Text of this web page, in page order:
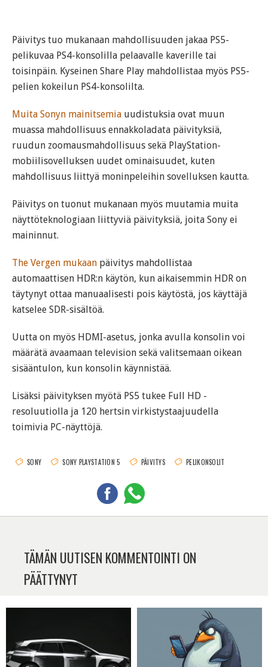
Päivitys tuo mukanaan mahdollisuuden jakaa PS5-
pelikuvaa PS4-konsolilla pelaavalle kaverille tai
toisinpäin. Kyseinen Share Play mahdollistaa myös PS5-
pelien kokeilun PS4-konsolilta.
Muita Sonyn mainitsemia uudistuksia ovat muun
muassa mahdollisuus ennakkoladata päivityksiä,
ruudun zoomausmahdollisuus sekä PlayStation-
mobiilisovelluksen uudet ominaisuudet, kuten
mahdollisuus liittyä moninpeleihin sovelluksen kautta.
Päivitys on tuonut mukanaan myös muutamia muita
näyttöteknologiaan liittyviä päivityksiä, joita Sony ei
maininnut.
The Vergen mukaan päivitys mahdollistaa
automaattisen HDR:n käytön, kun aikaisemmin HDR on
täytynyt ottaa manuaalisesti pois käytöstä, jos käyttäjä
katselee SDR-sisältöä.
Uutta on myös HDMI-asetus, jonka avulla konsolin voi
määrätä avaamaan television sekä valitsemaan oikean
sisääntulon, kun konsolin käynnistää.
Lisäksi päivityksen myötä PS5 tukee Full HD -
resoluutiolla ja 120 hertsin virkistystaajuudella
toimivia PC-näyttöjä.
SONY SONY PLAYSTATION 5 PÄIVITYS PELIKONSOLIT
TÄMÄN UUTISEN KOMMENTOINTI ON
PÄÄTTYNYT